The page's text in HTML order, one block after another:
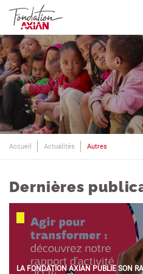
Accueil Actualités Autres
Dernières
LA FONDATION AXIAN PUBLIE SON